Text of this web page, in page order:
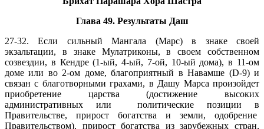
Глава 49. Результаты Даш
27-32. Если сильный Мангала (Марс) в знаке своей
экзальтации, в знаке Мулатриконы, в своем собственном
созвездии, в Кендре (1-ый, 4-ый, 7-ой, 10-ый дома), в 11-ом
доме или во 2-ом доме, благоприятный в Навамше (D-9) и
связан с благотворными грахами, в Дашу Марса произойдет
приобретение царства (достижение высоких
административных или политические позиции в
Правительстве, прирост богатства и земли, одобрение
Правительством), прирост богатства из зарубежных стран,